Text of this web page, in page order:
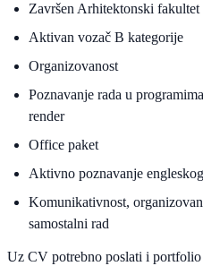
Završen Arhitektonski fakultet
Aktivan vozač B kategorije
Organizovanost
Poznavanje rada u
render
Office paket
Aktivno poznavanje
Komunikativnost,
samostalni rad
Uz CV potrebno poslati i portfolio